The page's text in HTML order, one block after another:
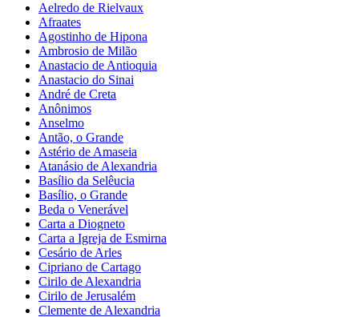
Aelredo de Rielvaux
Afraates
Agostinho de Hipona
Ambrosio de Milão
Anastacio de Antioquia
Anastacio do Sinai
André de Creta
Anônimos
Anselmo
Antão, o Grande
Astério de Amaseia
Atanásio de Alexandria
Basílio da Selêucia
Basílio, o Grande
Beda o Venerável
Carta a Diogneto
Carta a Igreja de Esmirna
Cesário de Arles
Cipriano de Cartago
Cirilo de Alexandria
Cirilo de Jerusalém
Clemente de Alexandria